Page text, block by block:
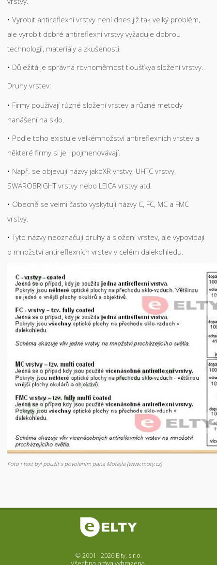
Vyrobit antireflexní vrstvy není dnes již tak velký problém,
ale vyrobit dobré antireflexní vrstvy vyžaduje dobrou
technologii, materiály a zkušenosti.
Důležitá je správná rovnoměrnost tloušťkya složení vrstvy.
Druhy vrstev:
Firmy používají různé složení vrstev a různé metody
nanášení na sklo.
Podle toho existuje velkémnožství antireflexních vrstev a
některé firmy si je i pojmenovávají.
Např. se objevují názvy jakoXR vrstvy, UHTC vrstvy,
SWAROBRIGHT vrstvy nebo LEICA vrstvy atd.
Obecně se velmi často vyskytují názvy C, FC, MC a FMC
vrstvy.
Tyto názvy neoznačují druhy a složení vrstev, ale vypovídají
o množství antireflexních vrstev v celém dalekohledu.
Foto i text byl použit s povolením pana Motejla (www.moty.cz)
© 2001 - 2026 Elty, s.r.o.
Všechna práva vyhrazena.